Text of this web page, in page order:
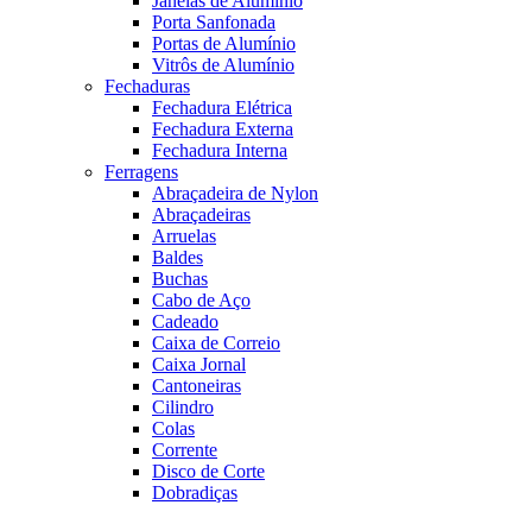
Porta Sanfonada
Portas de Alumínio
Vitrôs de Alumínio
Fechaduras
Fechadura Elétrica
Fechadura Externa
Fechadura Interna
Ferragens
Abraçadeira de Nylon
Abraçadeiras
Arruelas
Baldes
Buchas
Cabo de Aço
Cadeado
Caixa de Correio
Caixa Jornal
Cantoneiras
Cilindro
Colas
Corrente
Disco de Corte
Dobradiças